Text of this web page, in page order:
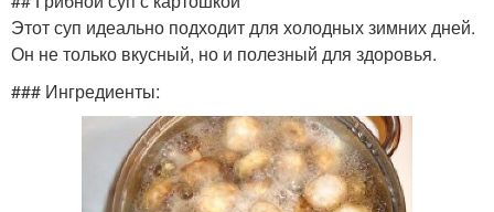
Этот суп идеально подходит для холодных зимних дней.
Он не только вкусный, но и полезный для здоровья.
### Ингредиенты: